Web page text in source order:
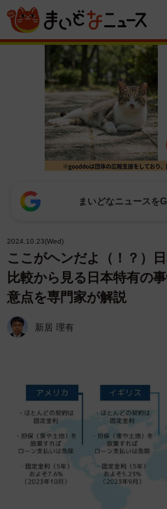
まいどなニュースを
2024.10.23(Wed)
ここがヘンだよ（！？）
比較から見る日本特有の
意点を専門家が解説
新居 理有